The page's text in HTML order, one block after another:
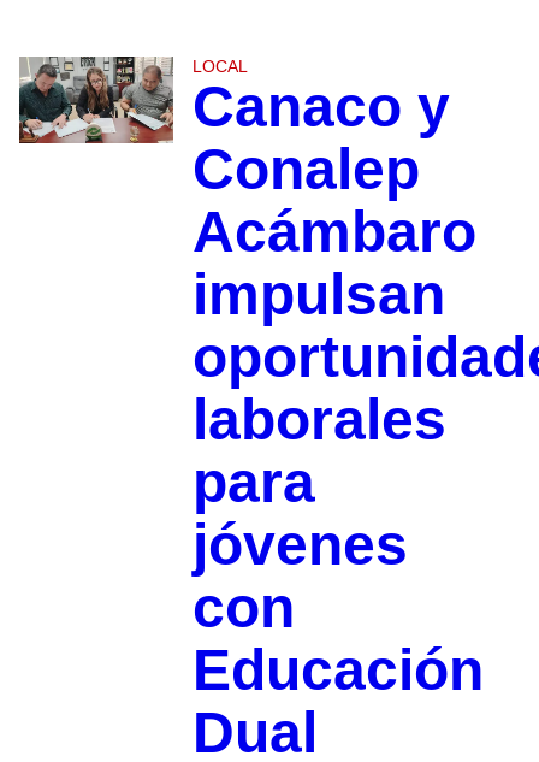
LOCAL
Canaco y
Conalep
Acámbaro
impulsan
laborales
para
jóvenes
con
Educación
Dual